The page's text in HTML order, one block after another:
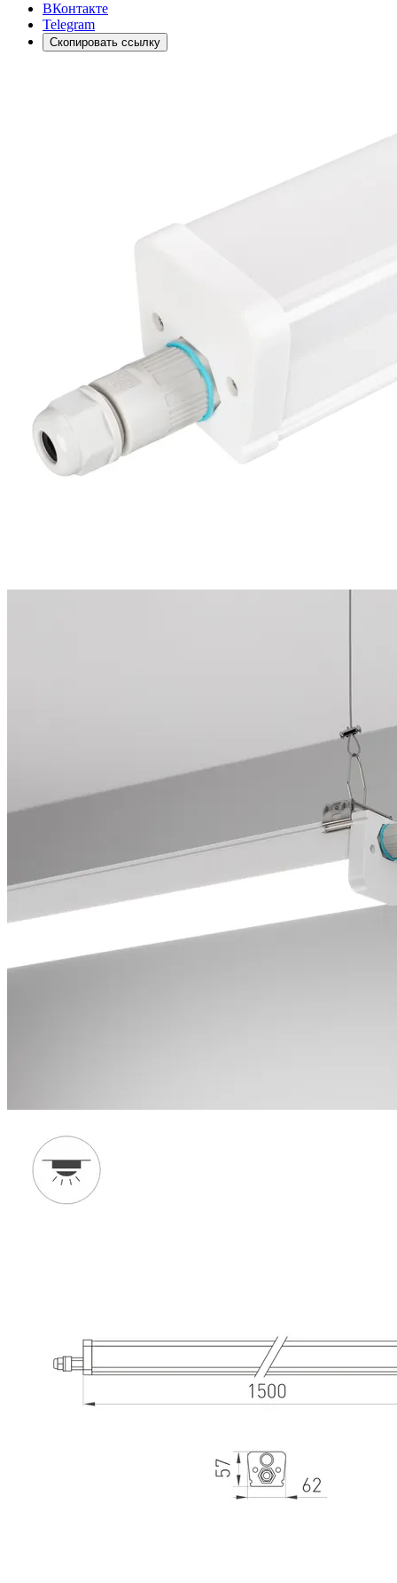
ВКонтакте
Telegram
Скопировать ссылку